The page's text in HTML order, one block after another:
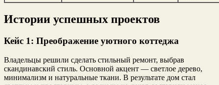
Истории успешных проектов
Кейс 1: Преображение уютного коттеджа
Владельцы решили сделать стильный ремонт, выбрав
скандинавский стиль. Основной акцент — светлое дерево,
минимализм и натуральные ткани. В результате дом стал